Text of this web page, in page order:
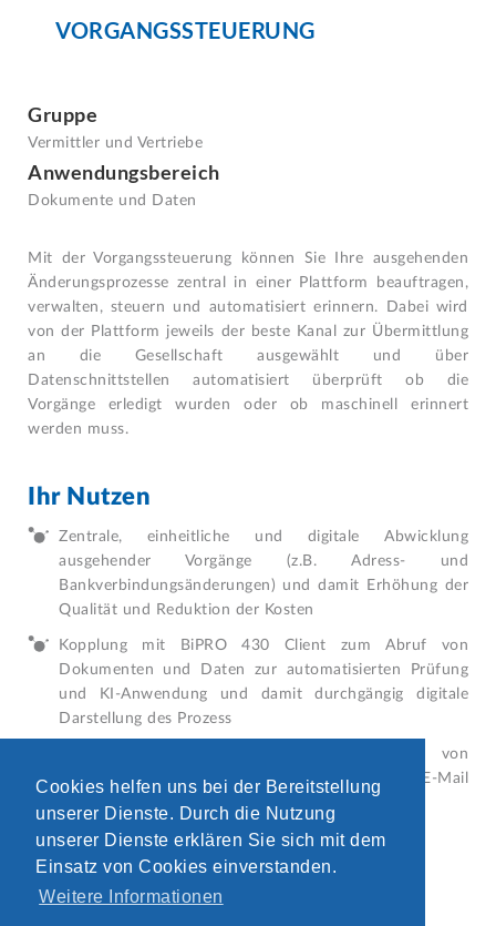
Cookies helfen uns bei der Bereitstellung
unserer Dienste. Durch die Nutzung
unserer Dienste erklären Sie sich mit dem
Einsatz von Cookies einverstanden.
Weitere Informationen
VORGANGSSTEUERUNG
Gruppe
Vermittler und Vertriebe
Anwendungsbereich
Dokumente und Daten
Mit der Vorgangssteuerung können Sie Ihre ausgehenden
Änderungsprozesse zentral in einer Plattform beauftragen,
verwalten, steuern und automatisiert erinnern. Dabei wird
von der Plattform jeweils der beste Kanal zur Übermittlung
an die Gesellschaft ausgewählt und über
Datenschnittstellen automatisiert überprüft ob die
Vorgänge erledigt wurden oder ob maschinell erinnert
werden muss.
Ihr Nutzen
Zentrale, einheitliche und digitale Abwicklung
ausgehender Vorgänge (z.B. Adress- und
Bankverbindungsänderungen) und damit Erhöhung der
Qualität und Reduktion der Kosten
Kopplung mit BiPRO 430 Client zum Abruf von
Dokumenten und Daten zur automatisierten Prüfung
und KI-Anwendung und damit durchgängig digitale
Darstellung des Prozess
Multikanalfähigkeit ermöglicht Integration von
Versicherern ohne BiPRO-Schnittstellen über E-Mail
mehr Informationen 